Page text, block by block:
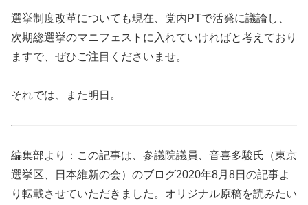
選挙制度改革についても現在、党内PTで活発に議論し、
次期総選挙のマニフェストに入れていければと考えており
ますで、ぜひご注目くださいませ。
それでは、また明日。
編集部より：この記事は、参議院議員、音喜多駿氏（東京
選挙区、日本維新の会）のブログ2020年8月8日の記事よ
り転載させていただきました。オリジナル原稿を読みたい